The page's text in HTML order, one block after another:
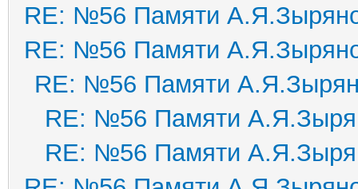
RE: №56 Памяти
RE: №56 Памяти
RE: №56 Памяти
RE: №56 Памяти
RE: №56 Памяти